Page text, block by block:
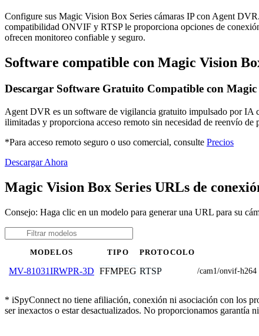
Configure sus Magic Vision Box Series cámaras IP con Agent
compatibilidad ONVIF y RTSP le proporciona opciones de
ofrecen monitoreo confiable y seguro.
Software compatible con Magic Vision
Descargar Software Gratuito Compatible con Magic
Agent DVR es un software de vigilancia gratuito impulsado por IA
ilimitadas y proporciona acceso remoto sin necesidad de reenvío
*Para acceso remoto seguro o uso comercial, consulte Precios
Descargar Ahora
Magic Vision Box Series URLs de
Consejo: Haga clic en un modelo para generar una URL para su
MODELOS TIPO PROTOCOLO
MV-81031IRWPR-3D FFMPEG RTSP /cam1/onvif-h264
* iSpyConnect no tiene afiliación, conexión ni asociación con los
ser inexactos o estar desactualizados. No proporcionamos garantía